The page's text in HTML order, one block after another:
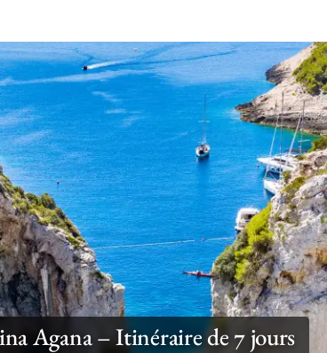
Agana – Itinéraire de 7 jours